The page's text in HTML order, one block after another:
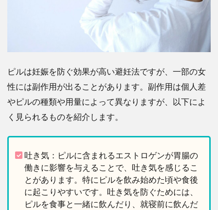
ピルは妊娠を防ぐ効果が高い避妊法ですが、一部の女
性には副作用が出ることがあります。副作用は個人差
やピルの種類や用量によって異なりますが、以下によ
く見られるものを紹介します。
吐き気：ピルに含まれるエストロゲンが胃腸の
働きに影響を与えることで、吐き気を感じるこ
とがあります。特にピルを飲み始めた頃や食後
に起こりやすいです。吐き気を防ぐためには、
ピルを食事と一緒に飲んだり、就寝前に飲んだ